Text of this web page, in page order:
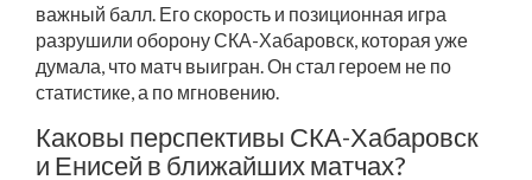
важный балл. Его скорость и позиционная игра
разрушили оборону СКА-Хабаровск, которая уже
думала, что матч выигран. Он стал героем не по
статистике, а по мгновению.
Каковы перспективы СКА-Хабаровск
и Енисей в ближайших матчах?